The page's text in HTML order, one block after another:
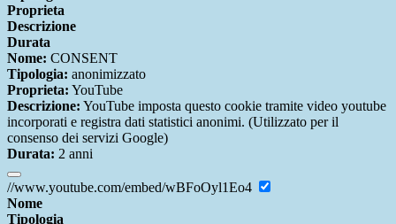
Proprieta
Descrizione
Durata
Nome: CONSENT
Tipologia: anonimizzato
Proprieta: YouTube
Descrizione: YouTube imposta questo cookie tramite video youtube
incorporati e registra dati statistici anonimi. (Utilizzato per il
consenso dei servizi Google)
Durata: 2 anni
//www.youtube.com/embed/wBFoOyl1Eo4
Nome
Tipologia